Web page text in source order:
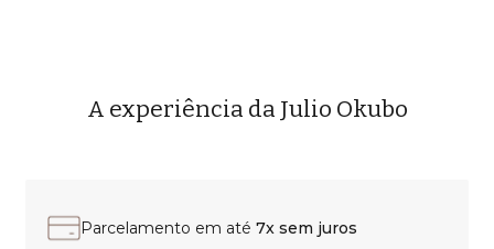
A experiência da Julio Okubo
Parcelamento em até 7x sem juros